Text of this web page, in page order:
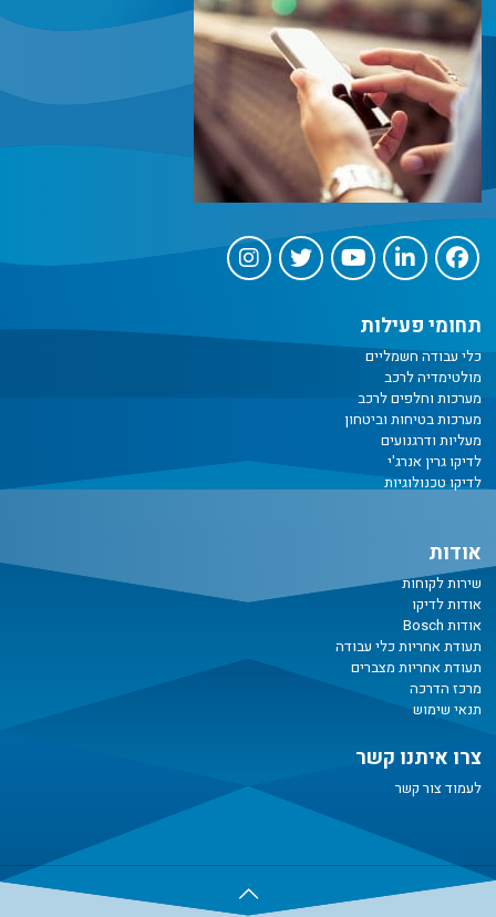
תחומי פעילות
כלי עבודה חשמליים
מולטימדיה לרכב
מערכות וחלפים לרכב
מערכות בטיחות וביטחון
מעליות ודרגנועים
לדיקו גרין אנרג'י
לדיקו טכנולוגיות
אודות
שירות לקוחות
אודות לדיקו
אודות Bosch
תעודת אחריות כלי עבודה
תעודת אחריות מצברים
מרכז הדרכה
תנאי שימוש
צרו איתנו קשר
לעמוד צור קשר